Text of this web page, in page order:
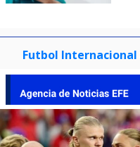
Futbol Internacional